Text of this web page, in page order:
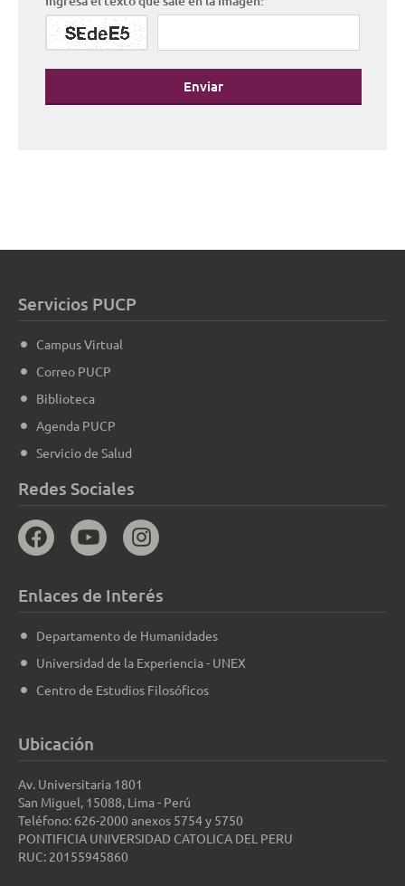
Enviar
Servicios PUCP
Campus Virtual
Correo PUCP
Biblioteca
Agenda PUCP
Servicio de Salud
Redes Sociales
Enlaces de Interés
Departamento de Humanidades
Universidad de la Experiencia - UNEX
Centro de Estudios Filosóficos
Ubicación
Av. Universitaria 1801
San Miguel, 15088, Lima - Perú
Teléfono: 626-2000 anexos 5754 y 5750
PONTIFICIA UNIVERSIDAD CATOLICA DEL PERU
RUC: 20155945860